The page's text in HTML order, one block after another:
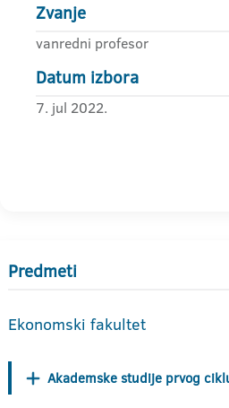
Zvanje
vanredni profesor
Datum izbora
7. jul 2022.
Predmeti
Ekonomski fakultet
Akademske studije prvog